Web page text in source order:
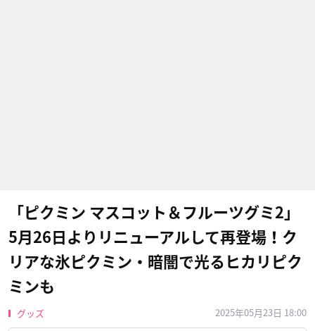
「ピクミン マスコット＆フルーツグミ2」
5月26日よりリニューアルして再登場！ク
リアな氷ピクミン・暗闇で光るヒカリピク
ミンも
グッズ 2025年05月23日 18:00